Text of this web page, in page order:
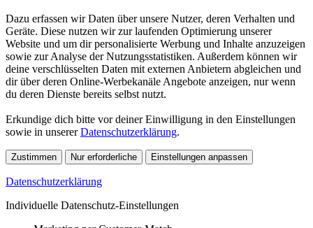
Dazu erfassen wir Daten über unsere Nutzer, deren Verhalten und
Geräte. Diese nutzen wir zur laufenden Optimierung unserer
Website und um dir personalisierte Werbung und Inhalte anzuzeigen
sowie zur Analyse der Nutzungsstatistiken. Außerdem können wir
deine verschlüsselten Daten mit externen Anbietern abgleichen und
dir über deren Online-Werbekanäle Angebote anzeigen, nur wenn
du deren Dienste bereits selbst nutzt.
Erkundige dich bitte vor deiner Einwilligung in den Einstellungen
sowie in unsererDatenschutzerklärung.
Zustimmen Nur erforderliche Einstellungen anpassen
Datenschutzerklärung
Individuelle Datenschutz-Einstellungen